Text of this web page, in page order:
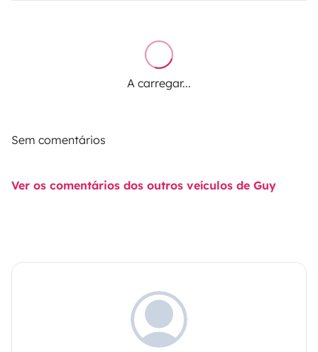
A carregar...
Sem comentários
Ver os comentários dos outros veículos de Guy